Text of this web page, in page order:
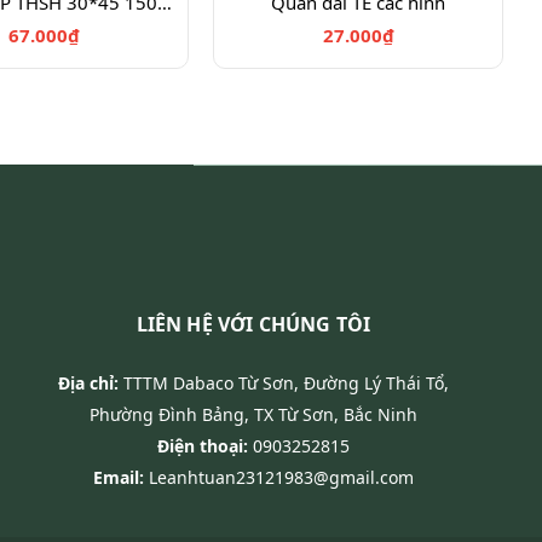
67.000₫
27.000₫
LIÊN HỆ VỚI CHÚNG TÔI
Địa chỉ: TTTM Dabaco Từ Sơn, Đường Lý Thái Tổ,
Phường Đình Bảng, TX Từ Sơn, Bắc Ninh
Điện thoại: 0903252815
Email: Leanhtuan23121983@gmail.com